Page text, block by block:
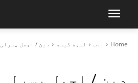
Home ادب لنډه کیسه دین / اجمل پسرلی